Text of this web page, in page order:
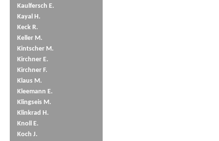
Kaulfersch E.
Kayal H.
Keck R.
Keller M.
Kintscher M.
Kirchner E.
Kirchner F.
Klaus M.
Kleemann E.
Klingseis M.
Klinkrad H.
Knoll E.
Koch J.